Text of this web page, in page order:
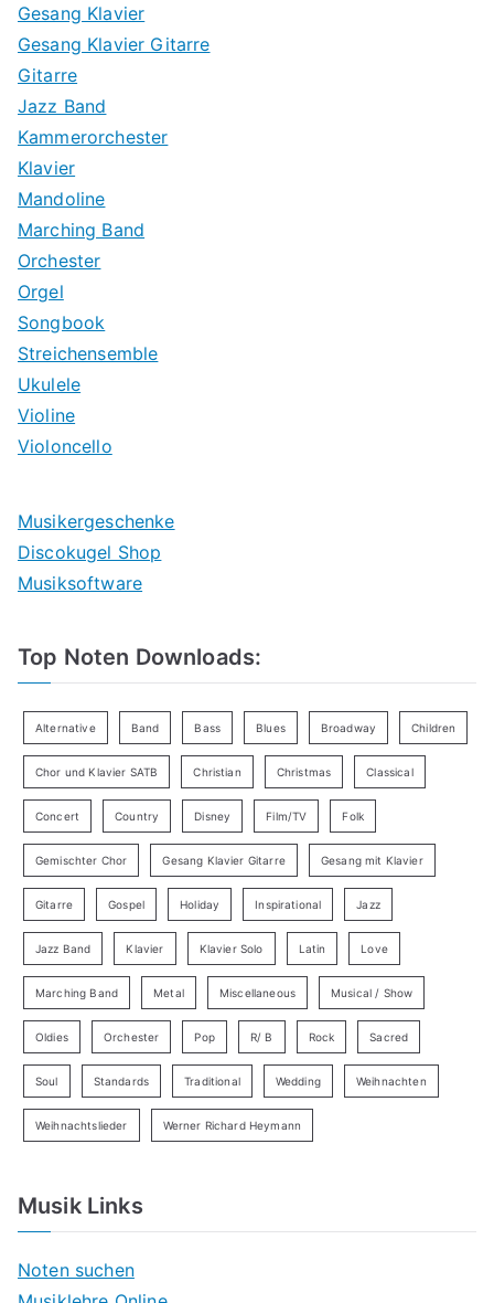
Gesang Klavier
Gesang Klavier Gitarre
Gitarre
Jazz Band
Kammerorchester
Klavier
Mandoline
Marching Band
Orchester
Orgel
Songbook
Streichensemble
Ukulele
Violine
Violoncello
Musikergeschenke
Discokugel Shop
Musiksoftware
Top Noten Downloads:
Alternative Band Bass Blues Broadway Children
Chor und Klavier SATB Christian Christmas Classical
Concert Country Disney Film/TV Folk
Gemischter Chor Gesang Klavier Gitarre Gesang mit Klavier
Gitarre Gospel Holiday Inspirational Jazz
Jazz Band Klavier Klavier Solo Latin Love
Marching Band Metal Miscellaneous Musical / Show
Oldies Orchester Pop R/ B Rock Sacred
Soul Standards Traditional Wedding Weihnachten
Weihnachtslieder Werner Richard Heymann
Musik Links
Noten suchen